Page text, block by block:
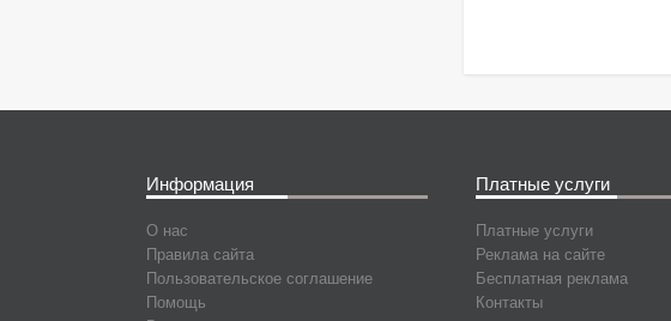
Информация
О нас
Правила сайта
Пользовательское соглашение
Помощь
Платные услуги
Платные услуги
Реклама на сайте
Бесплатная реклама
Контакты